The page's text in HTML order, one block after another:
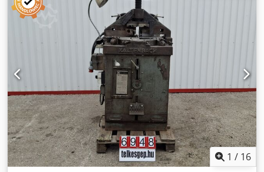
Csdpfx Afozcxiusporf TL 400 Numer seryjny 30973 Numer
katalogowy 7081 Dane techniczne Wielkość odpowiedniego
brzeszczotu: 9,5 × 1050 mm Przystosowana do:
Brzeszczotów HSS (stal szybkotnąca) Brzeszczotów z
węglikami spiekanymi Zintegrowany system chłodzenia i
smarowania: Wyposażona w pompę chłodziwa i dyszę
spryskującą do smarowania i chłodzenia tarczy podczas
cięcia. Wymiary całkowite Szerokość: 6420 mm Głębokość:
1000 mm Wysokość: 1720 mm Wymiary podajników
rolkowych Podajnik rolkowy podawczy Długość: 3000 mm
Szerokość: 300 mm Wysokość: 1010 mm Podajnik rolkowy
odbiorczy Długość: 2410 mm Szerokość: 300 mm Wysokość:
1010 mm
1 / 16